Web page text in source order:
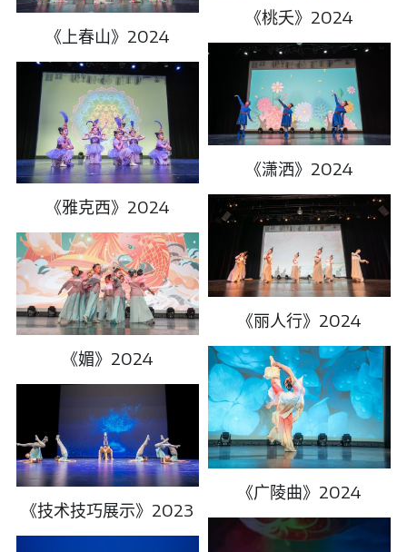
《上春山》2024
《雅克西》2024
《媚》2024
《技术技巧展示》2023
《桃夭》2024
《潇洒》2024
《丽人行》2024
《广陵曲》2024